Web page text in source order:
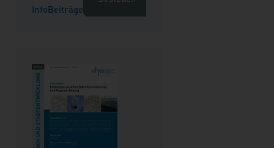
InfoBeiträge